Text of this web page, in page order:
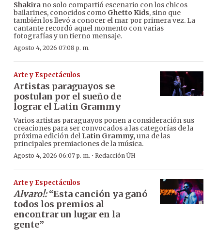
Shakira no solo compartió escenario con los chicos
bailarines, conocidos como Ghetto Kids, sino que
también los llevó a conocer el mar por primera vez. La
cantante recordó aquel momento con varias
fotografías y un tierno mensaje.
Agosto 4, 2026 07:08 p. m.
Arte y Espectáculos
Artistas paraguayos se
postulan por el sueño de
lograr el Latin Grammy
Varios artistas paraguayos ponen a consideración sus
creaciones para ser convocados a las categorías de la
próxima edición del Latin Grammy, una de las
principales premiaciones de la música.
Agosto 4, 2026 06:07 p. m. · Redacción ÚH
Arte y Espectáculos
Alvaro!:“Esta canción ya ganó
todos los premios al
encontrar un lugar en la
gente”